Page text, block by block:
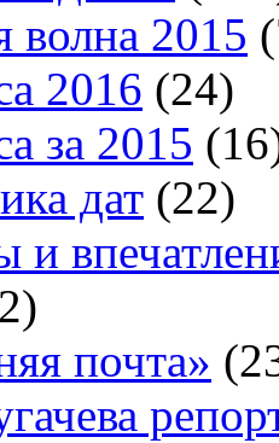
волна 2015
2016 (24)
за 2015
дат (22)
и
почта»